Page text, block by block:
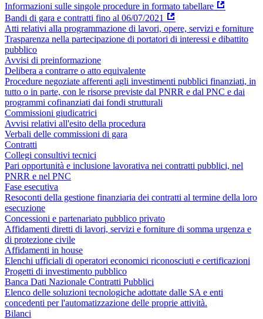
Informazioni sulle singole procedure in formato tabellare
Bandi di gara e contratti fino al 06/07/2021
Atti relativi alla programmazione di lavori, opere, servizi e forniture
Trasparenza nella partecipazione di portatori di interessi e dibattito
pubblico
Avvisi di preinformazione
Delibera a contrarre o atto equivalente
Procedure negoziate afferenti agli investimenti pubblici finanziati, in
tutto o in parte, con le risorse previste dal PNRR e dal PNC e dai
programmi cofinanziati dai fondi strutturali
Commissioni giudicatrici
Avvisi relativi all'esito della procedura
Verbali delle commissioni di gara
Contratti
Collegi consultivi tecnici
Pari opportunità e inclusione lavorativa nei contratti pubblici, nel
PNRR e nel PNC
Fase esecutiva
Resoconti della gestione finanziaria dei contratti al termine della loro
esecuzione
Concessioni e partenariato pubblico privato
Affidamenti diretti di lavori, servizi e forniture di somma urgenza e
di protezione civile
Affidamenti in house
Elenchi ufficiali di operatori economici riconosciuti e certificazioni
Progetti di investimento pubblico
Banca Dati Nazionale Contratti Pubblici
Elenco delle soluzioni tecnologiche adottate dalle SA e enti
concedenti per l'automatizzazione delle proprie attività.
Bilanci